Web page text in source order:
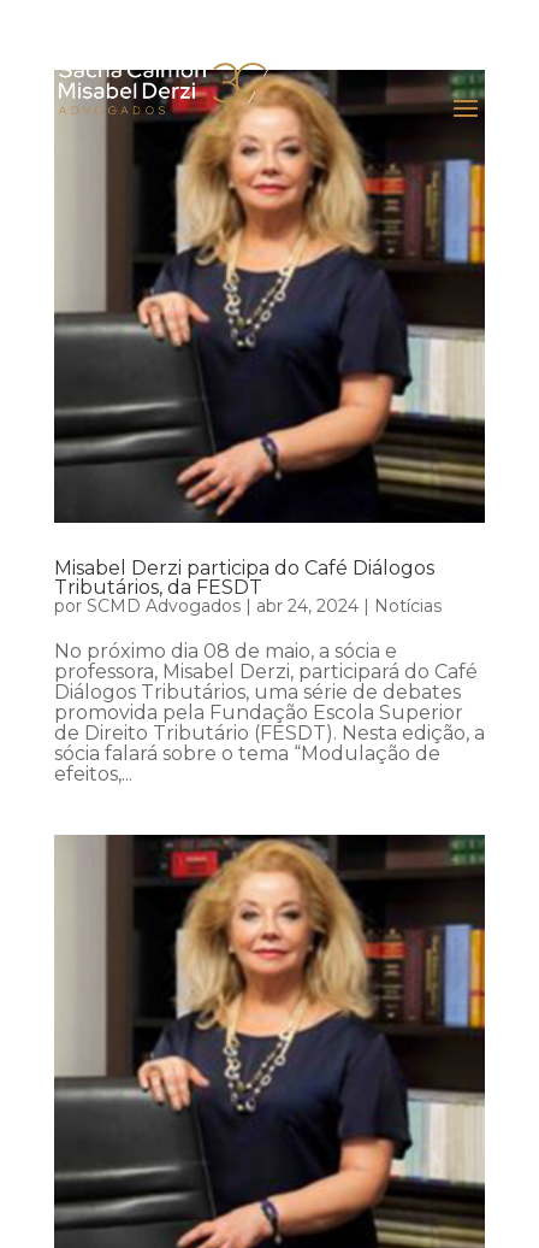
Misabel Derzi participa do Café Diálogos
Tributários, da FESDT
por SCMD Advogados| abr 24, 2024| Notícias
No próximo dia 08 de maio, a sócia e
professora, Misabel Derzi, participará do Café
Diálogos Tributários, uma série de debates
promovida pela Fundação Escola Superior
de Direito Tributário (FESDT). Nesta edição, a
sócia falará sobre o tema “Modulação de
efeitos,...